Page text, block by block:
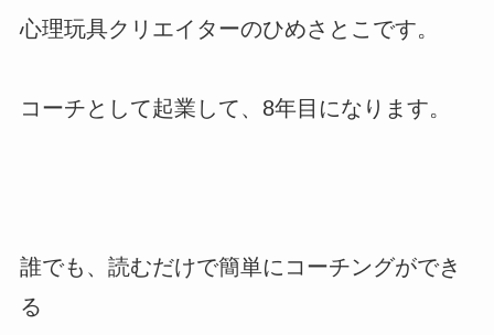
心理玩具クリエイターのひめさとこです。
コーチとして起業して、8年目になります。
誰でも、読むだけで簡単にコーチングができ
る